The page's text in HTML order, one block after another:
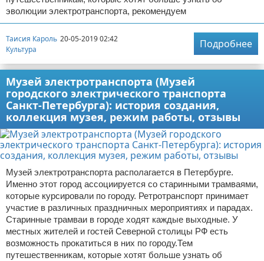
эволюции электротранспорта, рекомендуем
Таисия Кароль 20-05-2019 02:42
Культура
Подробнее
Музей электротранспорта (Музей
городского электрического транспорта
Санкт-Петербурга): история создания,
коллекция музея, режим работы, отзывы
Музей электротранспорта располагается в Петербурге.
Именно этот город ассоциируется со старинными трамваями,
которые курсировали по городу. Ретротранспорт принимает
участие в различных праздничных мероприятиях и парадах.
Старинные трамваи в городе ходят каждые выходные. У
местных жителей и гостей Северной столицы РФ есть
возможность прокатиться в них по городу.Тем
путешественникам, которые хотят больше узнать об